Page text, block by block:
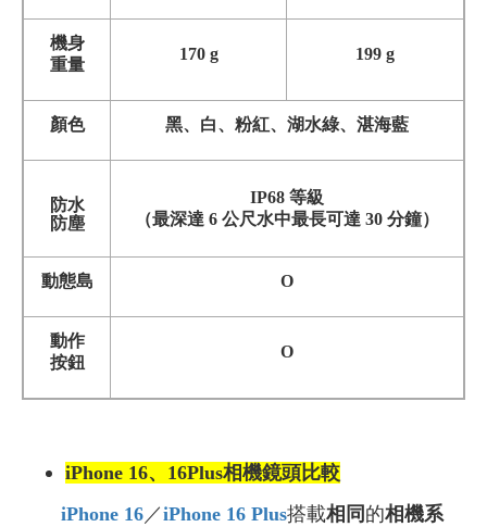
機身
重量
170 g 199 g
顏色 黑、白、粉紅、湖水綠、湛海藍
防水
防塵
IP68 等級
（最深達 6 公尺水中最長可達 30 分鐘）
動態島 O
動作
按鈕
O
iPhone 16、16Plus相機鏡頭比較
iPhone 16／iPhone 16 Plus搭載相同 的相機系